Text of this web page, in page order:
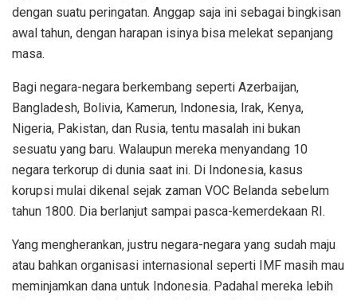
dengan suatu peringatan. Anggap saja ini sebagai bingkisan
awal tahun, dengan harapan isinya bisa melekat sepanjang
masa.
Bagi negara-negara berkembang seperti Azerbaijan,
Bangladesh, Bolivia, Kamerun, Indonesia, Irak, Kenya,
Nigeria, Pakistan, dan Rusia, tentu masalah ini bukan
sesuatu yang baru. Walaupun mereka menyandang 10
negara terkorup di dunia saat ini. Di Indonesia, kasus
korupsi mulai dikenal sejak zaman VOC Belanda sebelum
tahun 1800. Dia berlanjut sampai pasca-kemerdekaan RI.
Yang mengherankan, justru negara-negara yang sudah maju
atau bahkan organisasi internasional seperti IMF masih mau
meminjamkan dana untuk Indonesia. Padahal mereka lebih